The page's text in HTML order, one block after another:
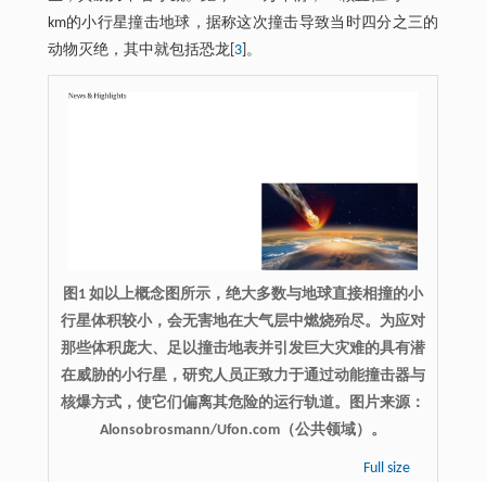
km的小行星撞击地球，据称这次撞击导致当时四分之三的
动物灭绝，其中就包括恐龙[ 3]。
图1 如以上概念图所示，绝大多数与地球直接相撞的小
行星体积较小，会无害地在大气层中燃烧殆尽。为应对
那些体积庞大、足以撞击地表并引发巨大灾难的具有潜
在威胁的小行星，研究人员正致力于通过动能撞击器与
核爆方式，使它们偏离其危险的运行轨道。图片来源：
Alonsobrosmann/Ufon.com（公共领域）。
Full size